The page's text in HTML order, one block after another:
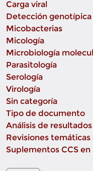
Carga viral
Detección genotípica
Micobacterias
Micología
Microbiología
Parasitología
Serología
Virología
Sin categoría
Tipo de documento
Análisis de resultados
Revisiones temáticas
Suplementos CCS en